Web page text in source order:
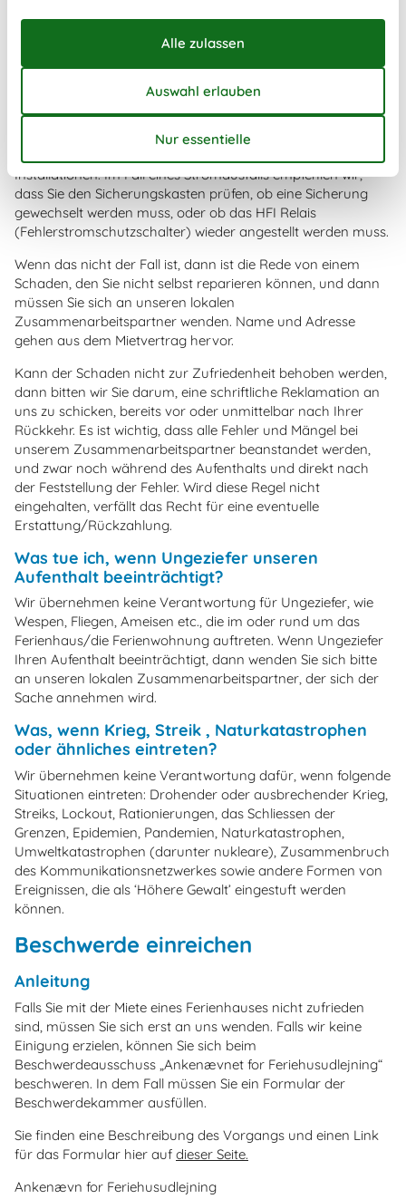
Wir behalten uns jedoch vor, dass es offenkundige Fehler
Was tue ich bei einem plötzlich auftretenden
Schaden?
Wir übernehmen keine Verantwortung über einen plötzlich
Installationen. Im Fall eines Stromausfalls empfehlen wir,
dass Sie den Sicherungskasten prüfen, ob eine Sicherung
gewechselt werden muss, oder ob das HFI Relais
(Fehlerstromschutzschalter) wieder angestellt werden muss.
Wenn das nicht der Fall ist, dann ist die Rede von einem
Schaden, den Sie nicht selbst reparieren können, und dann
müssen Sie sich an unseren lokalen
Zusammenarbeitspartner wenden. Name und Adresse
gehen aus dem Mietvertrag hervor.
Kann der Schaden nicht zur Zufriedenheit behoben werden,
dann bitten wir Sie darum, eine schriftliche Reklamation an
uns zu schicken, bereits vor oder unmittelbar nach Ihrer
Rückkehr. Es ist wichtig, dass alle Fehler und Mängel bei
unserem Zusammenarbeitspartner beanstandet werden,
und zwar noch während des Aufenthalts und direkt nach
der Feststellung der Fehler. Wird diese Regel nicht
eingehalten, verfällt das Recht für eine eventuelle
Erstattung/Rückzahlung.
Was tue ich, wenn Ungeziefer unseren
Aufenthalt beeinträchtigt?
Wir übernehmen keine Verantwortung für Ungeziefer, wie
Wespen, Fliegen, Ameisen etc., die im oder rund um das
Ferienhaus/die Ferienwohnung auftreten. Wenn Ungeziefer
Ihren Aufenthalt beeinträchtigt, dann wenden Sie sich bitte
an unseren lokalen Zusammenarbeitspartner, der sich der
Sache annehmen wird.
Was, wenn Krieg, Streik , Naturkatastrophen
oder ähnliches eintreten?
Wir übernehmen keine Verantwortung dafür, wenn folgende
Situationen eintreten: Drohender oder ausbrechender Krieg,
Streiks, Lockout, Rationierungen, das Schliessen der
Grenzen, Epidemien, Pandemien, Naturkatastrophen,
Umweltkatastrophen (darunter nukleare), Zusammenbruch
des Kommunikationsnetzwerkes sowie andere Formen von
Ereignissen, die als ‘Höhere Gewalt’ eingestuft werden
können.
Beschwerde einreichen
Anleitung
Falls Sie mit der Miete eines Ferienhauses nicht zufrieden
sind, müssen Sie sich erst an uns wenden. Falls wir keine
Einigung erzielen, können Sie sich beim
Beschwerdeausschuss „Ankenævnet for Feriehusudlejning“
beschweren. In dem Fall müssen Sie ein Formular der
Beschwerdekammer ausfüllen.
Sie finden eine Beschreibung des Vorgangs und einen Link
für das Formular hier auf dieser Seite.
Ankenævn for Feriehusudlejning